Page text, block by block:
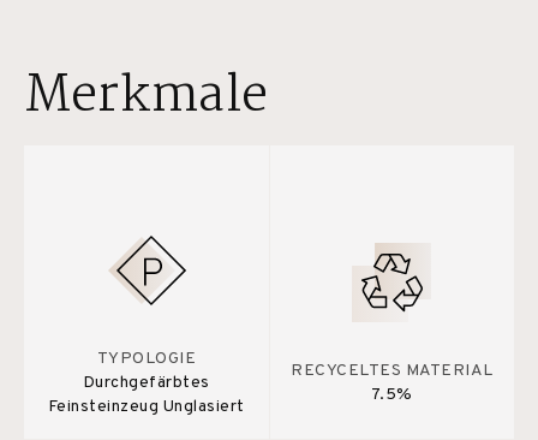
Merkmale
TYPOLOGIE
Durchgefärbtes
Feinsteinzeug Unglasiert
RECYCELTES MATERIAL
7.5%